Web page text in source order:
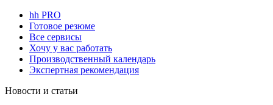
hh PRO
Готовое резюме
Все сервисы
Хочу у вас работать
Производственный календарь
Экспертная рекомендация
Новости и статьи